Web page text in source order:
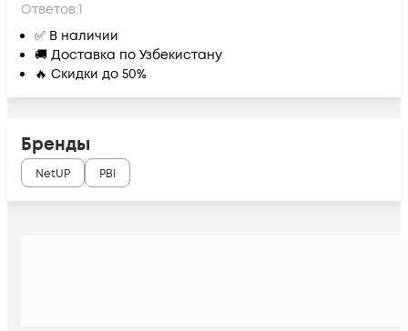
Ответов:1
✅ В наличии
🚚 Доставка по Узбекистану
🔥 Скидки до 50%
Бренды
NetUP PBI